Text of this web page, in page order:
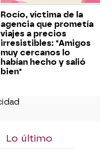
Rocío, víctima de la
agencia que prometía
viajes a precios
irresistibles: "Amigos
muy cercanos lo
habían hecho y salió
bien"
Lo último